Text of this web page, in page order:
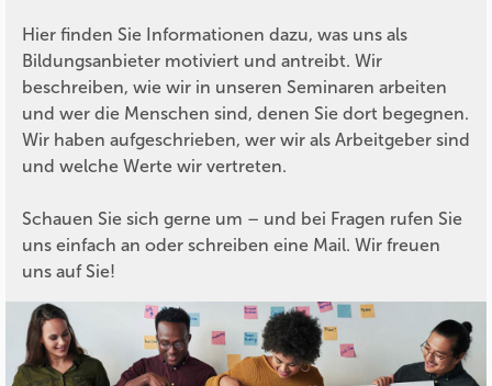
Hier finden Sie Informationen dazu, was uns als
Bildungsanbieter motiviert und antreibt. Wir
beschreiben, wie wir in unseren Seminaren arbeiten
und wer die Menschen sind, denen Sie dort begegnen.
Wir haben aufgeschrieben, wer wir als Arbeitgeber sind
und welche Werte wir vertreten.
Schauen Sie sich gerne um – und bei Fragen rufen Sie
uns einfach an oder schreiben eine Mail. Wir freuen
uns auf Sie!